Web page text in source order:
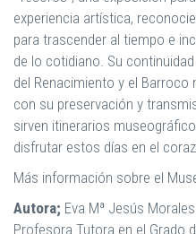
experiencia artística,
para trascender al tiempo e
de lo cotidiano. Su
del Renacimiento y el
con su preservación y
sirven itinerarios
disfrutar estos días en el
Más información sobre el
Autora; Eva Mª Jesús Morales
Profesora Tutora en el Grado